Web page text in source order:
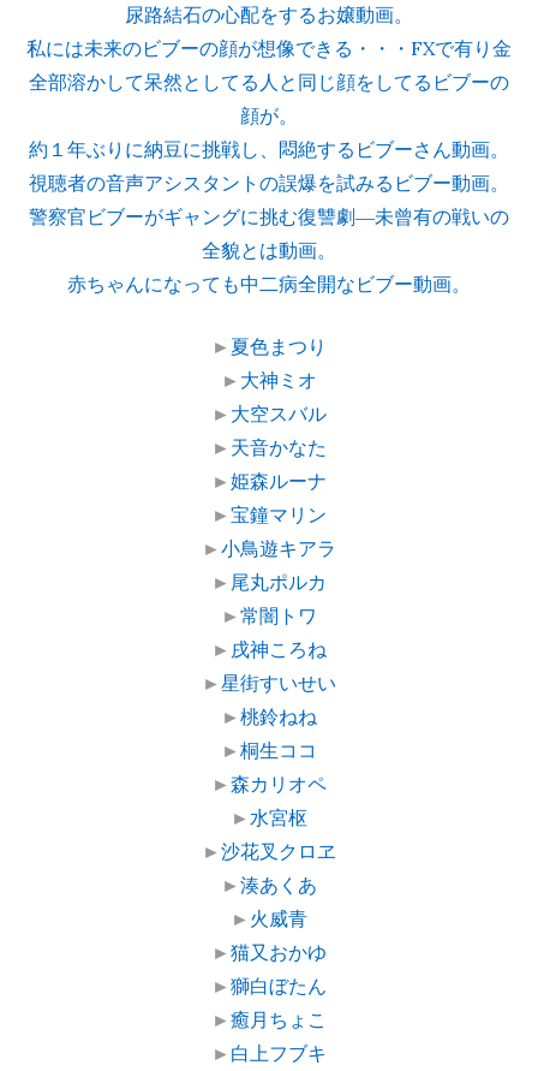
尿路結石の心配をするお嬢動画。
私には未来のビブーの顔が想像できる・・・FXで有り金
全部溶かして呆然としてる人と同じ顔をしてるビブーの
顔が。
約１年ぶりに納豆に挑戦し、悶絶するビブーさん動画。
視聴者の音声アシスタントの誤爆を試みるビブー動画。
警察官ビブーがギャングに挑む復讐劇―未曾有の戦いの
全貌とは動画。
赤ちゃんになっても中二病全開なビブー動画。
► 夏色まつり
► 大神ミオ
► 大空スバル
► 天音かなた
►姫森ルーナ
►宝鐘マリン
►小鳥遊キアラ
► 尾丸ポルカ
►常闇トワ
► 戌神ころね
►星街すいせい
►桃鈴ねね
►桐生ココ
►森カリオペ
► 水宮枢
►沙花叉クロヱ
►湊あくあ
► 火威青
►猫又おかゆ
►獅白ぼたん
►癒月ちょこ
► 白上フブキ